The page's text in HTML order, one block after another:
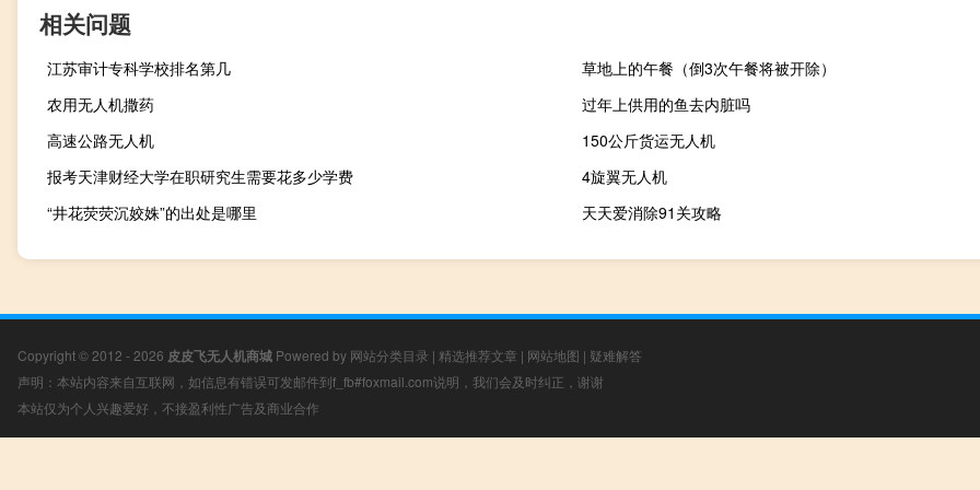
相关问题
江苏审计专科学校排名第几
草地上的午餐（倒3次午餐将被开除）
农用无人机撒药
过年上供用的鱼去内脏吗
高速公路无人机
150公斤货运无人机
报考天津财经大学在职研究生需要花多少学费
4旋翼无人机
“井花荧荧沉姣姝”的出处是哪里
天天爱消除91关攻略
Copyright © 2012 - 2026 皮皮飞无人机商城 Powered by 网站分类目录 | 精选推荐文章 | 网站地图 | 疑难解答
声明：本站内容来自互联网，如信息有错误可发邮件到f_fb#foxmail.com说明，我们会及时纠正，谢谢
本站仅为个人兴趣爱好，不接盈利性广告及商业合作